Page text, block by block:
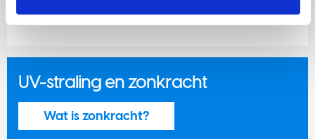
UV-straling en zonkracht
Wat is zonkracht?